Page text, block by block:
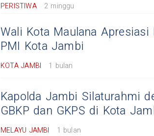
PERISTIWA 2 minggu
Wali Kota Maulana Apresiasi
PMI Kota Jambi
KOTA JAMBI 1 bulan
Kapolda Jambi Silaturahmi
GBKP dan GKPS di Kota
MELAYU JAMBI 1 bulan